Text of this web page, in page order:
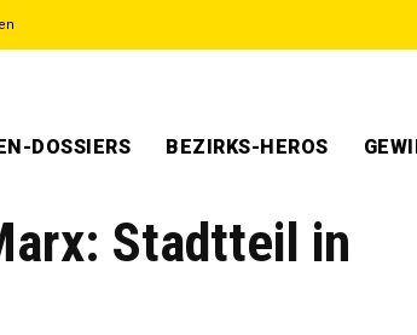
DOSSIERS BEZIRKS-HEROS
Stadtteil in